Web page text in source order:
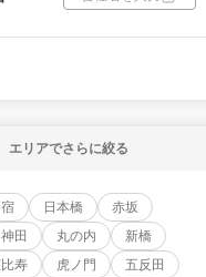
エリアでさらに絞る
日本橋
赤坂
神田 丸の内
新橋
寿 虎ノ門
五反田